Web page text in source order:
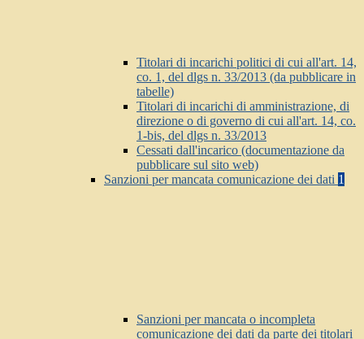
Titolari di incarichi politici di cui all'art. 14,
co. 1, del dlgs n. 33/2013 (da pubblicare in
tabelle)
Titolari di incarichi di amministrazione, di
direzione o di governo di cui all'art. 14, co.
1-bis, del dlgs n. 33/2013
Cessati dall'incarico (documentazione da
pubblicare sul sito web)
Sanzioni per mancata comunicazione dei dati 1
Sanzioni per mancata o incompleta
comunicazione dei dati da parte dei titolari